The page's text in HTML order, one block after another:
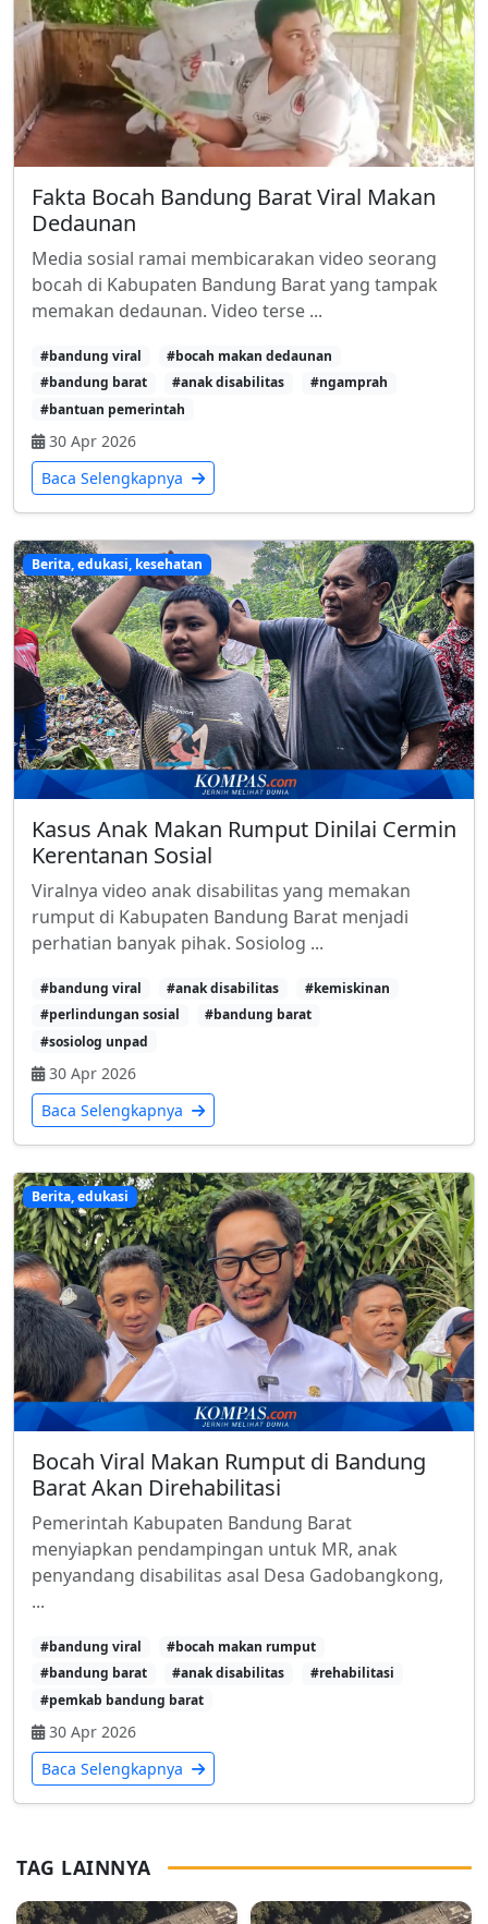
Fakta Bocah Bandung Barat Viral Makan
Dedaunan
Media sosial ramai membicarakan video seorang
bocah di Kabupaten Bandung Barat yang tampak
memakan dedaunan. Video terse ...
#bandung viral
#bocah makan dedaunan
#bandung barat
#anak disabilitas
#ngamprah
#bantuan pemerintah
30 Apr 2026
Baca Selengkapnya
Berita, edukasi, kesehatan
Kasus Anak Makan Rumput Dinilai Cermin
Kerentanan Sosial
Viralnya video anak disabilitas yang memakan
rumput di Kabupaten Bandung Barat menjadi
perhatian banyak pihak. Sosiolog ...
#bandung viral #anak disabilitas
#kemiskinan
#perlindungan sosial
#bandung barat
#sosiolog unpad
30 Apr 2026
Baca Selengkapnya
Berita, edukasi
Bocah Viral Makan Rumput di Bandung
Barat Akan Direhabilitasi
Pemerintah Kabupaten Bandung Barat
menyiapkan pendampingan untuk MR, anak
penyandang disabilitas asal Desa Gadobangkong,
...
#bandung viral
#bocah makan rumput
#bandung barat
#anak disabilitas
#rehabilitasi
#pemkab bandung barat
30 Apr 2026
Baca Selengkapnya
TAG LAINNYA